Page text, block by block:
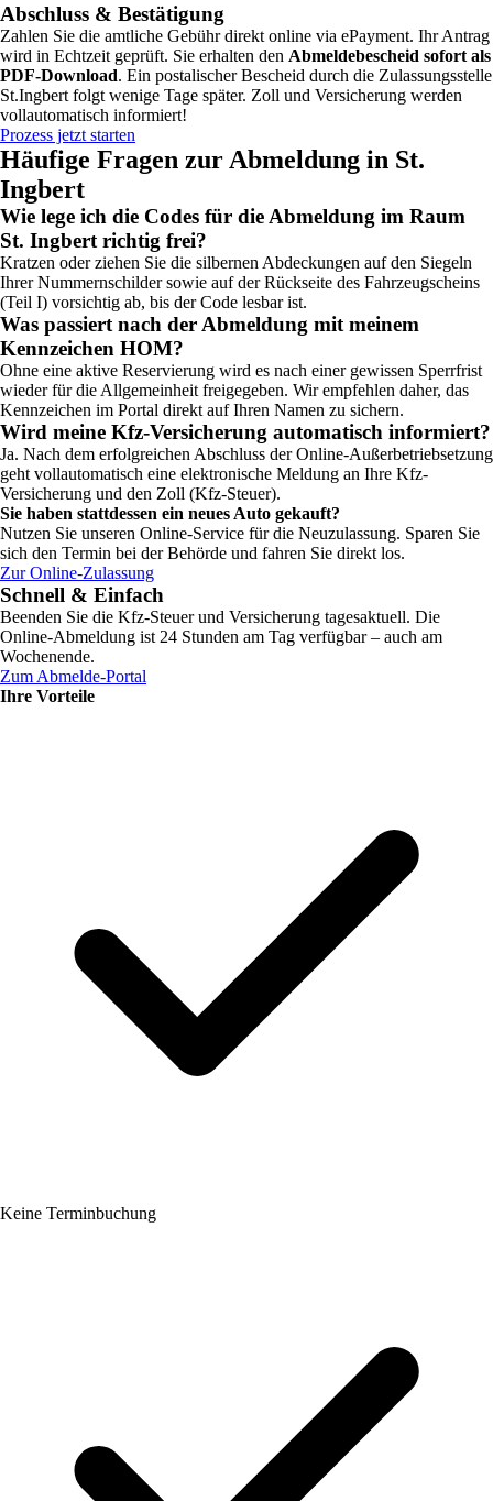
Abschluss & Bestätigung
Zahlen Sie die amtliche Gebühr direkt online via ePayment. Ihr Antrag
wird in Echtzeit geprüft. Sie erhalten den Abmeldebescheid sofort als
PDF-Download. Ein postalischer Bescheid durch die Zulassungsstelle
St.Ingbert folgt wenige Tage später. Zoll und Versicherung werden
vollautomatisch informiert!
Prozess jetzt starten
Häufige Fragen zur Abmeldung in St.
Ingbert
Wie lege ich die Codes für die Abmeldung im Raum
St. Ingbert richtig frei?
Kratzen oder ziehen Sie die silbernen Abdeckungen auf den Siegeln
Ihrer Nummernschilder sowie auf der Rückseite des Fahrzeugscheins
(Teil I) vorsichtig ab, bis der Code lesbar ist.
Was passiert nach der Abmeldung mit meinem
Kennzeichen HOM?
Ohne eine aktive Reservierung wird es nach einer gewissen Sperrfrist
wieder für die Allgemeinheit freigegeben. Wir empfehlen daher, das
Kennzeichen im Portal direkt auf Ihren Namen zu sichern.
Wird meine Kfz-Versicherung automatisch informiert?
Ja. Nach dem erfolgreichen Abschluss der Online-Außerbetriebsetzung
geht vollautomatisch eine elektronische Meldung an Ihre Kfz-
Versicherung und den Zoll (Kfz-Steuer).
Sie haben stattdessen ein neues Auto gekauft?
Nutzen Sie unseren Online-Service für die Neuzulassung. Sparen Sie
sich den Termin bei der Behörde und fahren Sie direkt los.
Zur Online-Zulassung
Schnell & Einfach
Beenden Sie die Kfz-Steuer und Versicherung tagesaktuell. Die
Online-Abmeldung ist 24 Stunden am Tag verfügbar – auch am
Wochenende.
Zum Abmelde-Portal
Ihre Vorteile
Keine Terminbuchung